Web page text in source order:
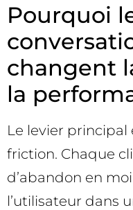
Pourquoi
changent
la
Le levier principal
friction. Chaque
d’abandon en
l’utilisateur dans